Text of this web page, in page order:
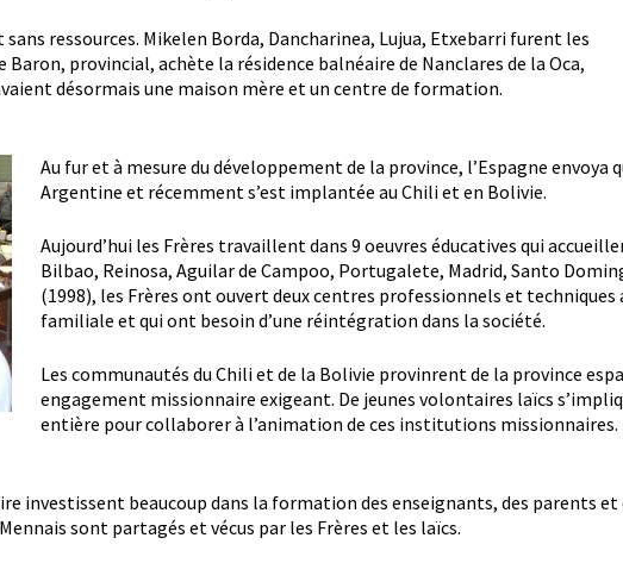
ressources. Mikelen Borda, Dancharinea, Lujua, Etxebarri furent les
provincial, achète la résidence balnéaire de Nanclares de la Oca,
désormais une maison mère et un centre de formation.
Au fur et à mesure du développement de la province, l’Espagne
Argentine et récemment s’est implantée au Chili et en Bolivie.
Aujourd’hui les Frères travaillent dans 9 oeuvres éducatives qui
Bilbao, Reinosa, Aguilar de Campoo, Portugalete, Madrid, Santo
(1998), les Frères ont ouvert deux centres professionnels et
familiale et qui ont besoin d’une réintégration dans la société.
Les communautés du Chili et de la Bolivie provinrent de la province
engagement missionnaire exigeant. De jeunes volontaires laïcs
entière pour collaborer à l’animation de ces institutions missionnaires.
investissent beaucoup dans la formation des enseignants, des parents
sont partagés et vécus par les Frères et les laïcs.